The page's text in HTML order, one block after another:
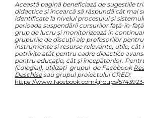
Această pagină beneficiază de sugestiile
didactice și încearcă să răspundă cât mai
identificate la nivelul procesului și
perioada suspendării cursurilor față-în-
grup de lucru și monitorizează în
grupurile de discuții ale profesorilor
instrumente și resurse relevante, utile, cât
potrivite atât pentru cadre didactice
pentru educație, cât și începătorilor.
(colegial), utilizați  grupul  de Facebook
Deschise
sau grupul proiectului CRED:
https://www.facebook.com/groups/